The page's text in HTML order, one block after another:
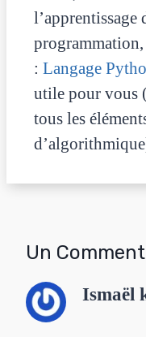
l’apprentissage
: Langage
utile pour vous
tous les
Un
Ismaël